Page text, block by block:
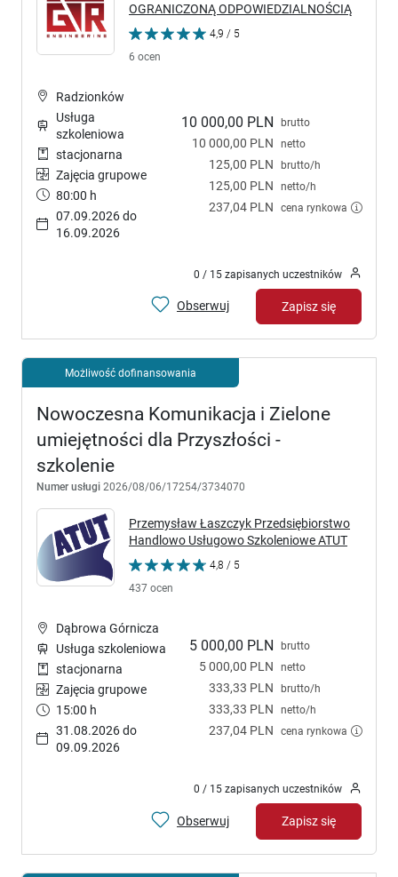
OGRANICZONĄ ODPOWIEDZIALNOŚCIĄ
4,9 / 5
6 ocen
10 000,00 PLN brutto
10 000,00 PLN netto
125,00 PLN brutto/h
125,00 PLN netto/h
237,04 PLN cena rynkowa
Radzionków
Usługa
szkoleniowa
stacjonarna
Zajęcia grupowe
80:00 h
07.09.2026 do
16.09.2026
0 / 15 zapisanych uczestników
Obserwuj Zapisz się
Możliwość dofinansowania
Nowoczesna Komunikacja i Zielone
umiejętności dla Przyszłości -
szkolenie
Numer usługi 2026/08/06/17254/3734070
Przemysław Łaszczyk Przedsiębiorstwo
Handlowo Usługowo Szkoleniowe ATUT
4,8 / 5
437 ocen
5 000,00 PLN brutto
5 000,00 PLN netto
333,33 PLN brutto/h
333,33 PLN netto/h
237,04 PLN cena rynkowa
Dąbrowa Górnicza
Usługa szkoleniowa
stacjonarna
Zajęcia grupowe
15:00 h
31.08.2026 do
09.09.2026
0 / 15 zapisanych uczestników
Obserwuj Zapisz się